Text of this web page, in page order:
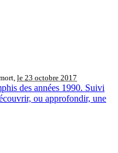
le 23 octobre 2017
des années 1990. Suivi
ou approfondir, une